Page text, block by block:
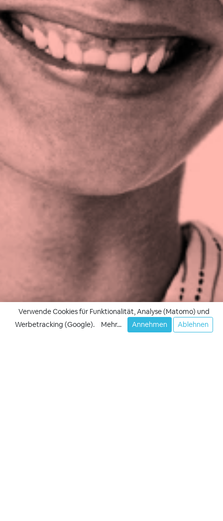
Verwende Cookies für Funktionalität, Analyse (Matomo) und
Werbetracking (Google).
Mehr... Annehmen Ablehnen